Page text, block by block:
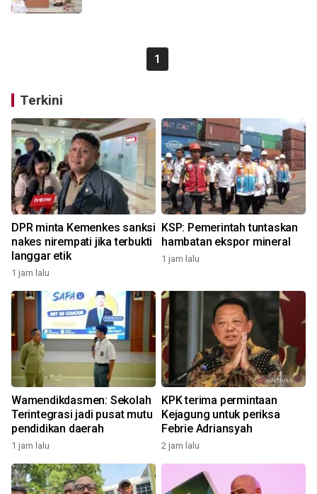
1
Terkini
DPR minta Kemenkes sanksi
nakes nirempati jika terbukti
langgar etik
1 jam lalu
KSP: Pemerintah tuntaskan
hambatan ekspor mineral
1 jam lalu
Wamendikdasmen: Sekolah
Terintegrasi jadi pusat mutu
pendidikan daerah
1 jam lalu
KPK terima permintaan
Kejagung untuk periksa
Febrie Adriansyah
2 jam lalu